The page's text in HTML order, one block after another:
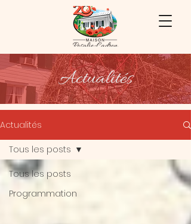
Actualités
Actualités
Tous les posts
Programmation
Tous les posts